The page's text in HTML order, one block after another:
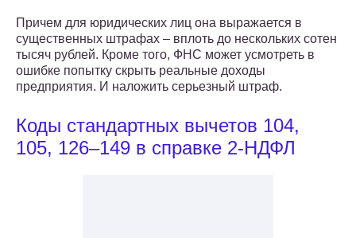
Причем для юридических лиц она выражается в
существенных штрафах – вплоть до нескольких сотен
тысяч рублей. Кроме того, ФНС может усмотреть в
ошибке попытку скрыть реальные доходы
предприятия. И наложить серьезный штраф.
Коды стандартных вычетов 104,
105, 126–149 в справке 2-НДФЛ